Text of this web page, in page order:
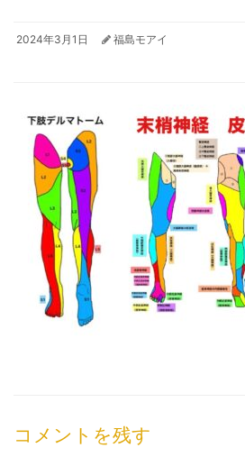
2024年3月1日 福島モアイ
コメントを残す